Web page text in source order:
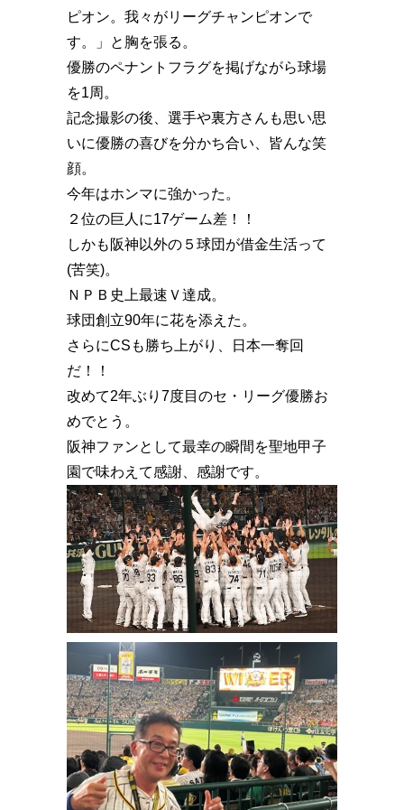
ピオン。我々がリーグチャンピオンで
す。」と胸を張る。
優勝のペナントフラグを掲げながら球場
を1周。
記念撮影の後、選手や裏方さんも思い思
いに優勝の喜びを分かち合い、皆んな笑
顔。
今年はホンマに強かった。
２位の巨人に17ゲーム差！！️
しかも阪神以外の５球団が借金生活って
(苦笑)。
ＮＰＢ史上最速Ｖ達成。
球団創立90年に花を添えた。
さらにCSも勝ち上がり、日本一奪回
だ！！
改めて2年ぶり7度目のセ・リーグ優勝お
めでとう。
阪神ファンとして最幸の瞬間を聖地甲子
園で味わえて感謝、感謝です。